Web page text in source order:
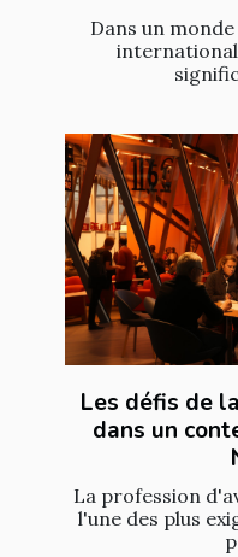
Dans un
Les défis de
dans un
La profession
l'une des plus